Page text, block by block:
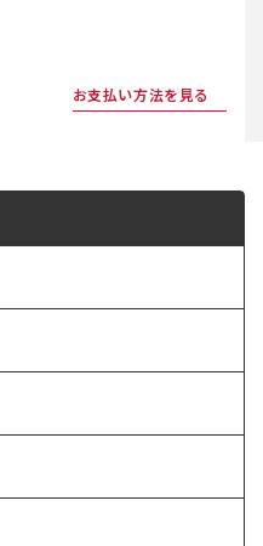
お支払い方法を見る